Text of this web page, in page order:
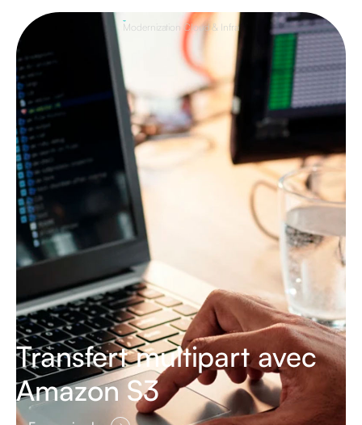
Modernization Cloud & Infra
Transfert multipart avec
Amazon S3